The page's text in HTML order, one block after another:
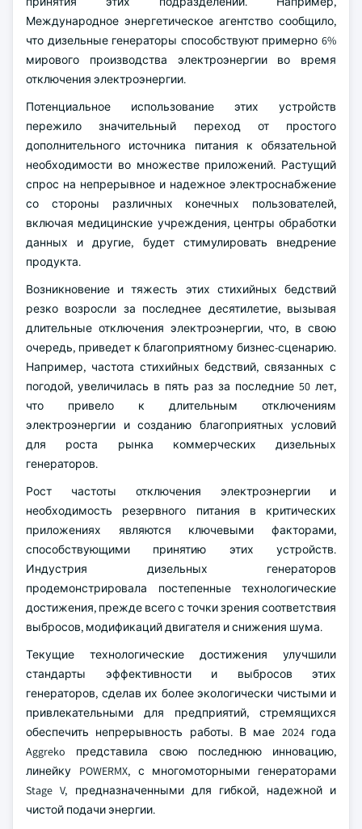
Международное энергетическое агентство сообщило,
что дизельные генераторы способствуют примерно 6%
мирового производства электроэнергии во время
отключения электроэнергии.
Потенциальное использование этих устройств
пережило значительный переход от простого
дополнительного источника питания к обязательной
необходимости во множестве приложений. Растущий
спрос на непрерывное и надежное электроснабжение
со стороны различных конечных пользователей,
включая медицинские учреждения, центры обработки
данных и другие, будет стимулировать внедрение
продукта.
Возникновение и тяжесть этих стихийных бедствий
резко возросли за последнее десятилетие, вызывая
длительные отключения электроэнергии, что, в свою
очередь, приведет к благоприятному бизнес-сценарию.
Например, частота стихийных бедствий, связанных с
погодой, увеличилась в пять раз за последние 50 лет,
что привело к длительным отключениям
электроэнергии и созданию благоприятных условий
для роста рынка коммерческих дизельных
генераторов.
Рост частоты отключения электроэнергии и
необходимость резервного питания в критических
приложениях являются ключевыми факторами,
способствующими принятию этих устройств.
Индустрия дизельных генераторов
продемонстрировала постепенные технологические
достижения, прежде всего с точки зрения соответствия
выбросов, модификаций двигателя и снижения шума.
Текущие технологические достижения улучшили
стандарты эффективности и выбросов этих
генераторов, сделав их более экологически чистыми и
привлекательными для предприятий, стремящихся
обеспечить непрерывность работы. В мае 2024 года
Aggreko представила свою последнюю инновацию,
линейку POWERMX, с многомоторными генераторами
Stage V, предназначенными для гибкой, надежной и
чистой подачи энергии.